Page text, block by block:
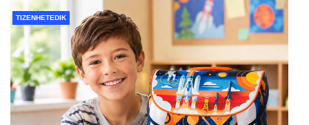
TIZENHETEDIK